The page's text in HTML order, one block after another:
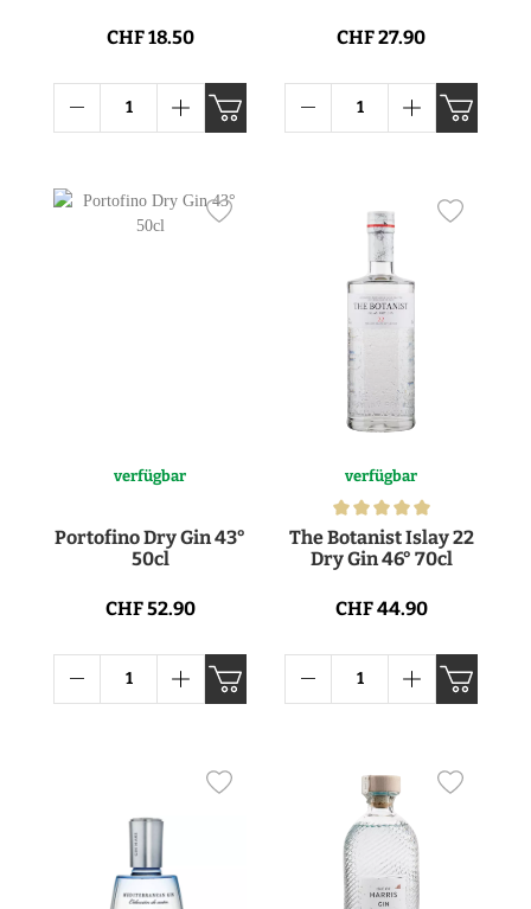
CHF 18.50 CHF 27.90
verfügbar
Portofino Dry Gin 43°
50cl
CHF 52.90
verfügbar
The Botanist Islay 22
Dry Gin 46° 70cl
CHF 44.90